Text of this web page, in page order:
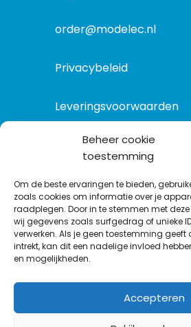
Beheer cookie
toestemming
Om de beste ervaringen te bieden,
zoals cookies om informatie over je
raadplegen. Door in te stemmen met
wij gegevens zoals surfgedrag of unieke
verwerken. Als je geen toestemming
intrekt, kan dit een nadelige invloed
en mogelijkheden.
Accepteren
order@modelec.nl
Privacybeleid
Leveringsvoorwaarden
L
i
n
e
T
w
i
t
F
a
c
b
o
o
Y
o
u
u
b